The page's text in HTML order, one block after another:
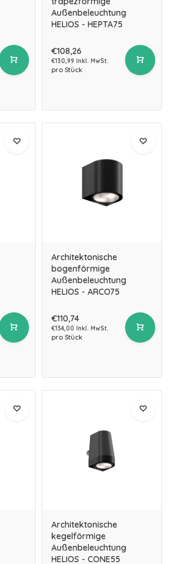
Außenbeleuchtung
HELIOS - HEPTA75
€108,26
€130,99 Inkl. MwSt.
pro Stück
Architektonische
bogenförmige
Außenbeleuchtung
HELIOS - ARCO75
€110,74
€134,00 Inkl. MwSt.
pro Stück
Architektonische
kegelförmige
Außenbeleuchtung
HELIOS - CONE55